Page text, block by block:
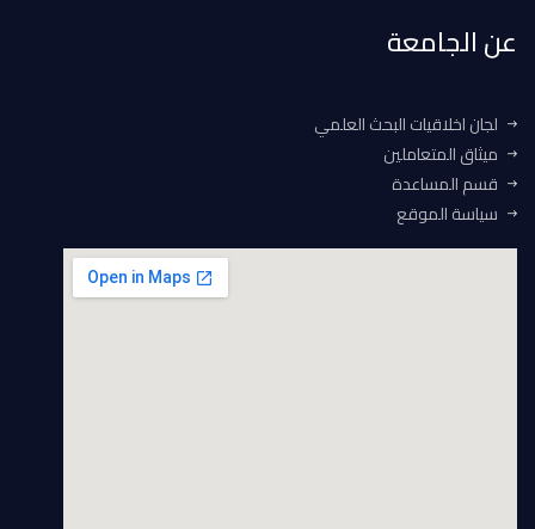
عن الجامعة
لجان اخلاقيات البحث العلمي
ميثاق المتعاملين
قسم المساعدة
سياسة الموقع